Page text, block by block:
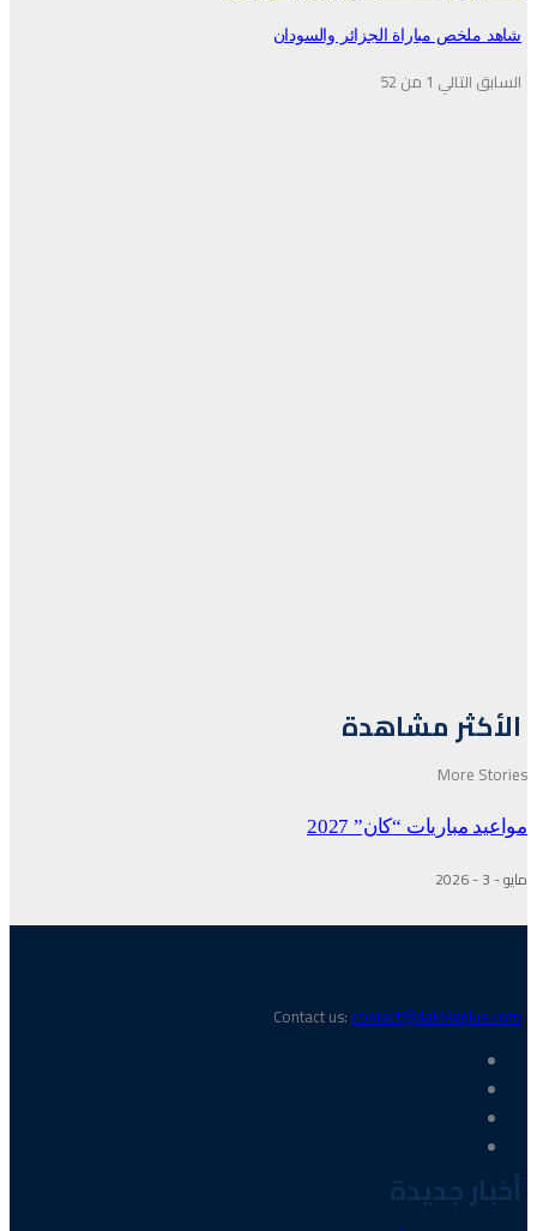
شاهد ملخص مباراة الجزائر والسودان
السابق التالي 1 من 52
الأكثر مشاهدة
More Stories
مواعيد مباريات “كان” 2027
مايو - 3 - 2026
Contact us: contact@dakhlaplus.com
أخبار جديدة